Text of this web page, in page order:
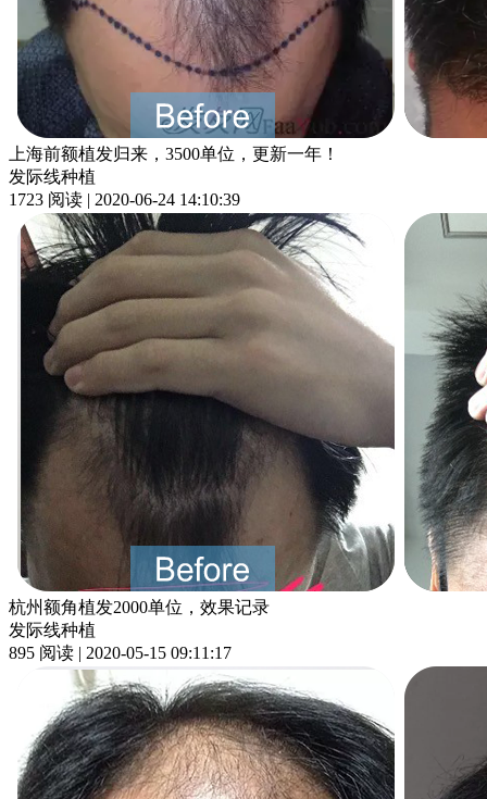
上海前额植发归来，3500单位，更新一年！
发际线种植
1723 阅读 | 2020-06-24 14:10:39
杭州额角植发2000单位，效果记录
发际线种植
895 阅读 | 2020-05-15 09:11:17